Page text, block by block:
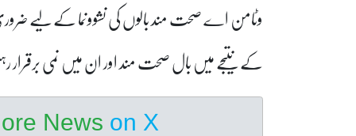
وٹامن اے صحت مند بالوں کی نشوونما کے لیے
کے نتیجے میں بال صحت مند اور ان میں نمی
News on X